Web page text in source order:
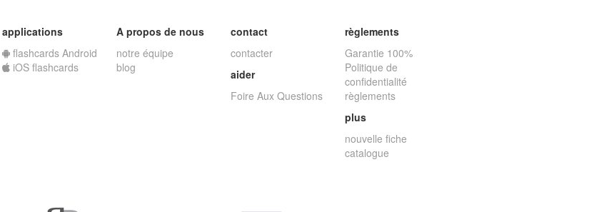
applications
flashcards Android
iOS flashcards
A propos de nous
notre équipe
blog
contact
contacter
aider
Foire Aux Questions
règlements
Garantie 100%
Politique de
confidentialité
règlements
plus
nouvelle fiche
catalogue